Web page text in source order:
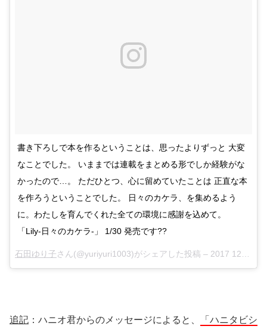
書き下ろしで本を作るということは、思ったよりずっと 大変
なことでした。 いままでは連載をまとめる形でしか経験がな
かったので…。 ただひとつ、心に留めていたことは 正直な本
を作ろうということでした。 日々のカケラ、を集めるよう
に。わたしを育んでくれた全ての環境に感謝を込めて。
「Lily-日々のカケラ-」 1/30 発売です??
石田ゆり子さん(@yuriyuri1003)がシェアした投稿 – 2017 12月 14 5:15午後 PST
追記 ：ハニオ君からのメッセージによると、 「ハニタビシ